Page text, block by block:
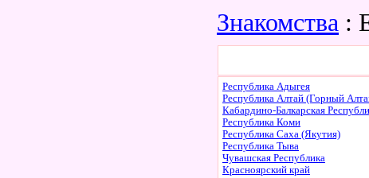
Знакомства :
Республика Адыгея
Республика Алтай (Горный
Кабардино-Балкарская
Республика Коми
Республика Саха (Якутия)
Республика Тыва
Чувашская Республика
Красноярский край